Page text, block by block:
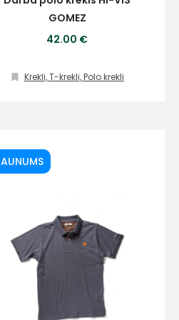
GOMEZ
42.00 €
Krekli, T-krekli, Polo krekli